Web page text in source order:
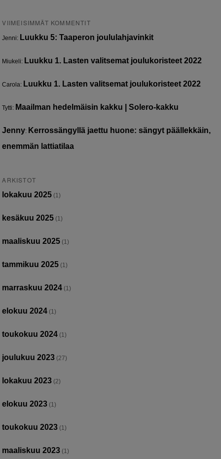
VIIMEISIMMÄT KOMMENTIT
Jenni: Luukku 5: Taaperon joululahjavinkit
Miukeli: Luukku 1. Lasten valitsemat joulukoristeet 2022
Carola: Luukku 1. Lasten valitsemat joulukoristeet 2022
Tytti: Maailman hedelmäisin kakku | Solero-kakku
Jenny: Kerrossängyllä jaettu huone: sängyt päällekkäin,
enemmän lattiatilaa
ARKISTOT
lokakuu 2025 (1)
kesäkuu 2025 (1)
maaliskuu 2025 (1)
tammikuu 2025 (1)
marraskuu 2024 (1)
elokuu 2024 (1)
toukokuu 2024 (1)
joulukuu 2023 (27)
lokakuu 2023 (2)
elokuu 2023 (1)
toukokuu 2023 (1)
maaliskuu 2023 (1)